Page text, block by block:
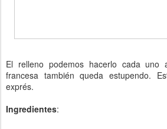
El relleno podemos hacerlo cada
francesa también queda estupendo.
exprés.
Ingredientes: